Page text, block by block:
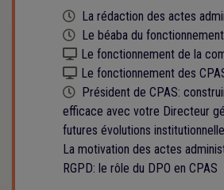
Cette formation est
La rédaction des actes
Cette formation est
Le béaba du
Kit numérique gratuit
Le fonctionnement de la
Kit numérique gratuit
Le fonctionnement des
Cette formation est
Président de CPAS:
efficace avec votre Directeur
futures évolutions
La motivation des actes
RGPD: le rôle du DPO en CPAS